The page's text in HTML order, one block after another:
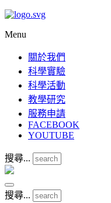
Menu
關於我們
科學實驗
科學活動
教學研究
服務申請
FACEBOOK
YOUTUBE
搜尋...
搜尋...